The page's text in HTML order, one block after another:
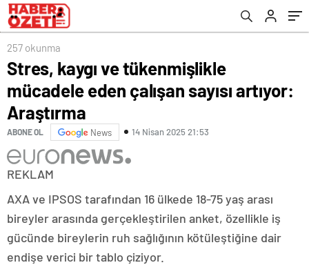
257 okunma
Stres, kaygı ve tükenmişlikle
mücadele eden çalışan sayısı artıyor:
Araştırma
ABONE OL News 14 Nisan 2025 21:53
REKLAM
AXA ve IPSOS tarafından 16 ülkede 18-75 yaş arası
bireyler arasında gerçekleştirilen anket, özellikle iş
gücünde bireylerin ruh sağlığının kötüleştiğine dair
endişe verici bir tablo çiziyor.